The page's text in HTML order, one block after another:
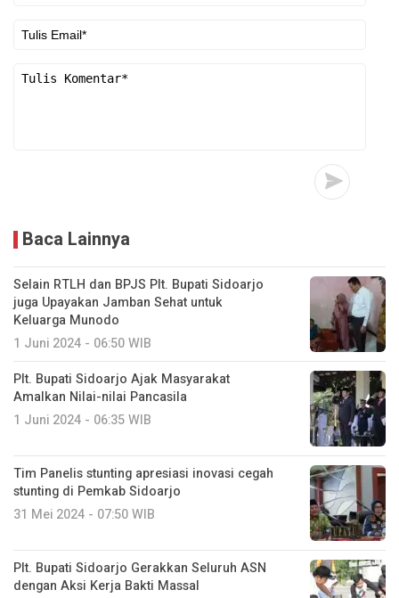
Baca Lainnya
Selain RTLH dan BPJS Plt. Bupati Sidoarjo
juga Upayakan Jamban Sehat untuk
Keluarga Munodo
1 Juni 2024 - 06:50 WIB
Plt. Bupati Sidoarjo Ajak Masyarakat
Amalkan Nilai-nilai Pancasila
1 Juni 2024 - 06:35 WIB
Tim Panelis stunting apresiasi inovasi cegah
stunting di Pemkab Sidoarjo
31 Mei 2024 - 07:50 WIB
Plt. Bupati Sidoarjo Gerakkan Seluruh ASN
dengan Aksi Kerja Bakti Massal